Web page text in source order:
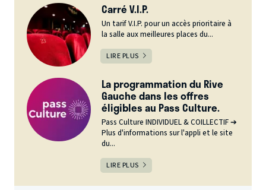
Carré V.I.P.
Un tarif V.I.P. pour un accès prioritaire à
la salle aux meilleures places du...
LIRE PLUS
La programmation du Rive
Gauche dans les offres
éligibles au Pass Culture.
Pass Culture INDIVIDUEL & COILLECTIF ➔
Plus d'informations sur l'appli et le site
du...
LIRE PLUS